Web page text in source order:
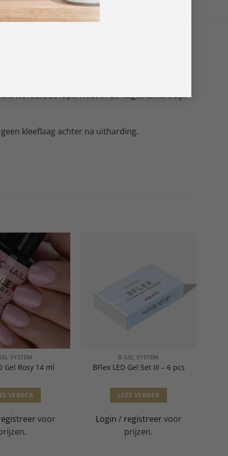
worden, ze lopen niet in de nagelriemen, zijn
kleeflaag achter na uitharding.
SYSTEM
Gel Rosy 14 ml
VERDER
voor
B GEL SYSTEM
BFlex LED Gel Set III – 6 pcs
LEES VERDER
Login / registreer voor
prijzen.